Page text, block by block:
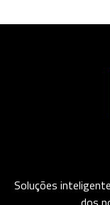
Soluções